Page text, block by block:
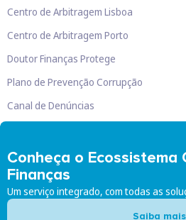
Conheça o Ecossistema
Finanças
Um serviço integrado, com todas as
Saiba mais
Centro de Arbitragem Lisboa
Centro de Arbitragem Porto
Doutor Finanças Protege
Plano de Prevenção Corrupção
Canal de Denúncias
Doutor Finanças, Lda